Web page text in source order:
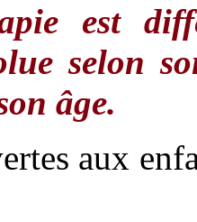
est
selon
âge.
aux